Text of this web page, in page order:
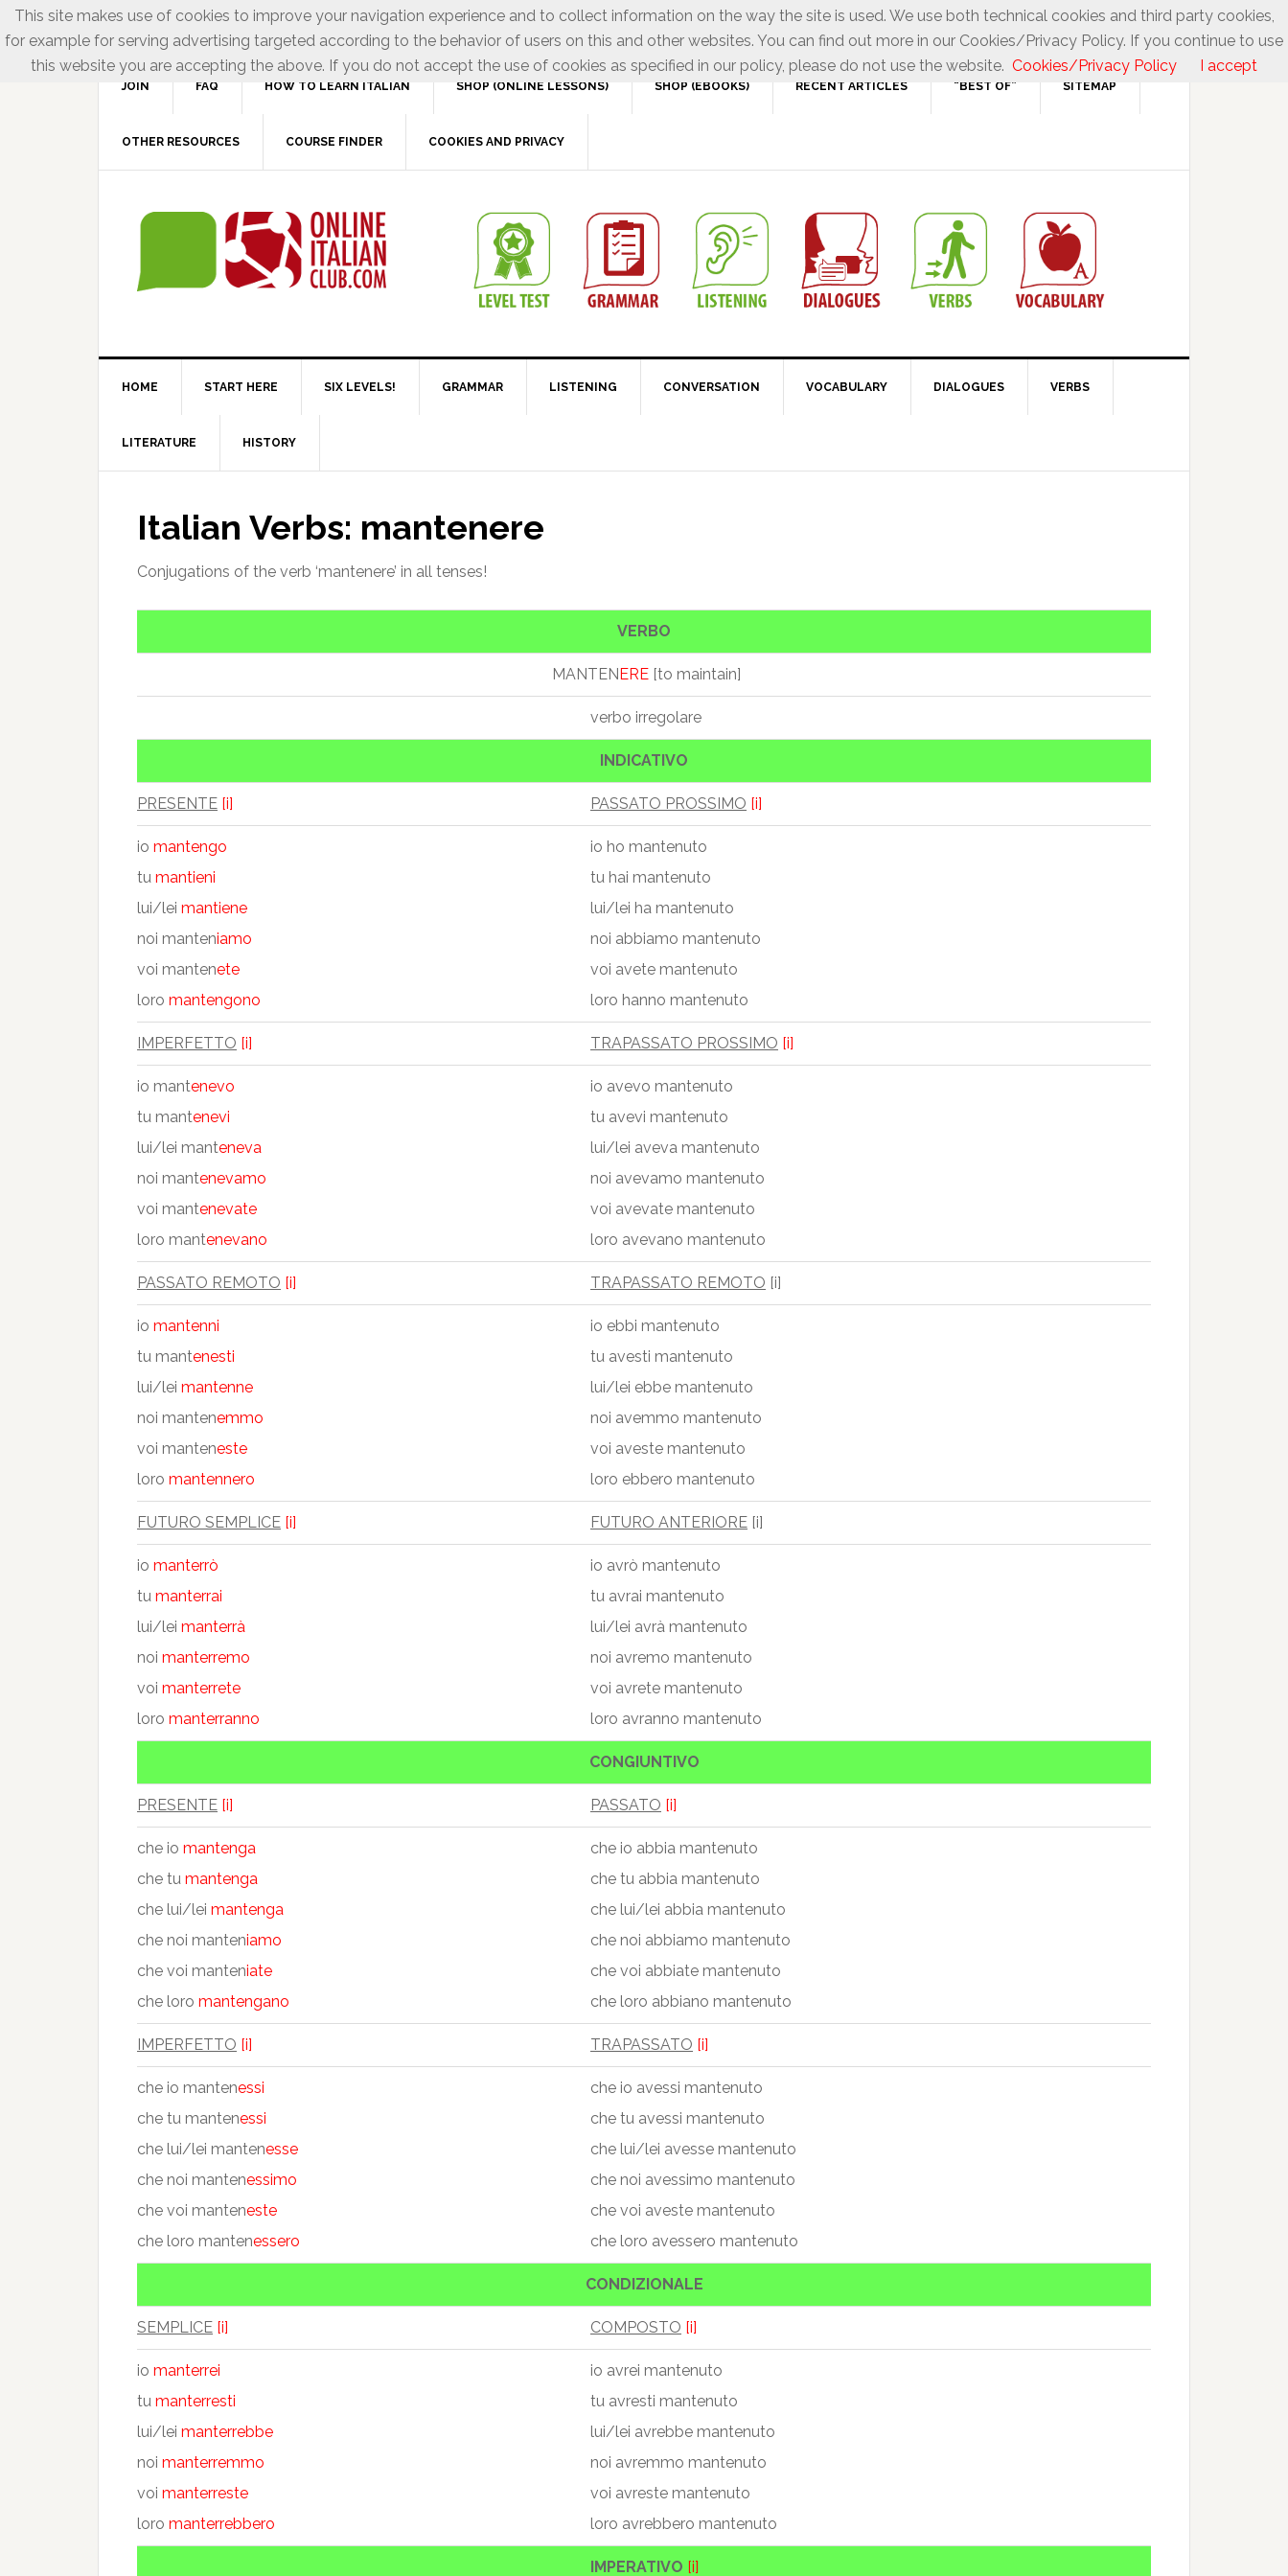
JOIN FAQ HOW TO LEARN ITALIAN SHOP (ONLINE LESSONS) SHOP (EBOOKS) RECENT ARTICLES “BEST OF” SITEMAP
OTHER RESOURCES COURSE FINDER COOKIES AND PRIVACY
HOME START HERE SIX LEVELS! GRAMMAR LISTENING CONVERSATION VOCABULARY DIALOGUES VERBS
LITERATURE HISTORY
Italian Verbs: mantenere
Conjugations of the verb ‘mantenere’ in all tenses!
VERBO
MANTENERE[to maintain]
verbo irregolare
INDICATIVO
PRESENTE [i] PASSATO PROSSIMO [i]
io mantengo
tu mantieni
lui/lei mantiene
noi manteniamo
voi mantenete
loro mantengono
io ho mantenuto
tu hai mantenuto
lui/lei ha mantenuto
noi abbiamo mantenuto
voi avete mantenuto
loro hanno mantenuto
IMPERFETTO [i] TRAPASSATO PROSSIMO [i]
io mantenevo
tu mantenevi
lui/lei manteneva
noi mantenevamo
voi mantenevate
loro mantenevano
io avevo mantenuto
tu avevi mantenuto
lui/lei aveva mantenuto
noi avevamo mantenuto
voi avevate mantenuto
loro avevano mantenuto
PASSATO REMOTO [i] TRAPASSATO REMOTO [i]
io mantenni
tu mantenesti
lui/lei mantenne
noi mantenemmo
voi manteneste
loro mantennero
io ebbi mantenuto
tu avesti mantenuto
lui/lei ebbe mantenuto
noi avemmo mantenuto
voi aveste mantenuto
loro ebbero mantenuto
FUTURO SEMPLICE [i] FUTURO ANTERIORE [i]
io manterrò
tu manterrai
lui/lei manterrà
noi manterremo
voi manterrete
loro manterranno
io avrò mantenuto
tu avrai mantenuto
lui/lei avrà mantenuto
noi avremo mantenuto
voi avrete mantenuto
loro avranno mantenuto
CONGIUNTIVO
PRESENTE [i] PASSATO [i]
che io mantenga
che tu mantenga
che lui/lei mantenga
che noi manteniamo
che voi manteniate
che loro mantengano
che io abbia mantenuto
che tu abbia mantenuto
che lui/lei abbia mantenuto
che noi abbiamo mantenuto
che voi abbiate mantenuto
che loro abbiano mantenuto
IMPERFETTO [i] TRAPASSATO [i]
che io mantenessi
che tu mantenessi
che lui/lei mantenesse
che noi mantenessimo
che voi manteneste
che loro mantenessero
che io avessi mantenuto
che tu avessi mantenuto
che lui/lei avesse mantenuto
che noi avessimo mantenuto
che voi aveste mantenuto
che loro avessero mantenuto
CONDIZIONALE
SEMPLICE [i] COMPOSTO [i]
io manterrei
tu manterresti
lui/lei manterrebbe
noi manterremmo
voi manterreste
loro manterrebbero
io avrei mantenuto
tu avresti mantenuto
lui/lei avrebbe mantenuto
noi avremmo mantenuto
voi avreste mantenuto
loro avrebbero mantenuto
IMPERATIVO [i]
This site makes use of cookies to improve your navigation experience and to collect information on the way the site is used. We use both technical cookies and third party cookies,
for example for serving advertising targeted according to the behavior of users on this and other websites. You can find out more in our Cookies/Privacy Policy. If you continue to use
this website you are accepting the above. If you do not accept the use of cookies as specified in our policy, please do not use the website. Cookies/Privacy Policy I accept